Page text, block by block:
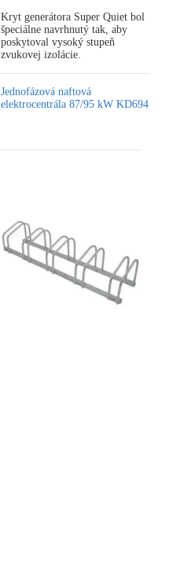
Kryt generátora Super Quiet bol
špeciálne navrhnutý tak, aby
poskytoval vysoký stupeň
zvukovej izolácie.
Jednofázová naftová
elektrocentrála 87/95 kW KD694